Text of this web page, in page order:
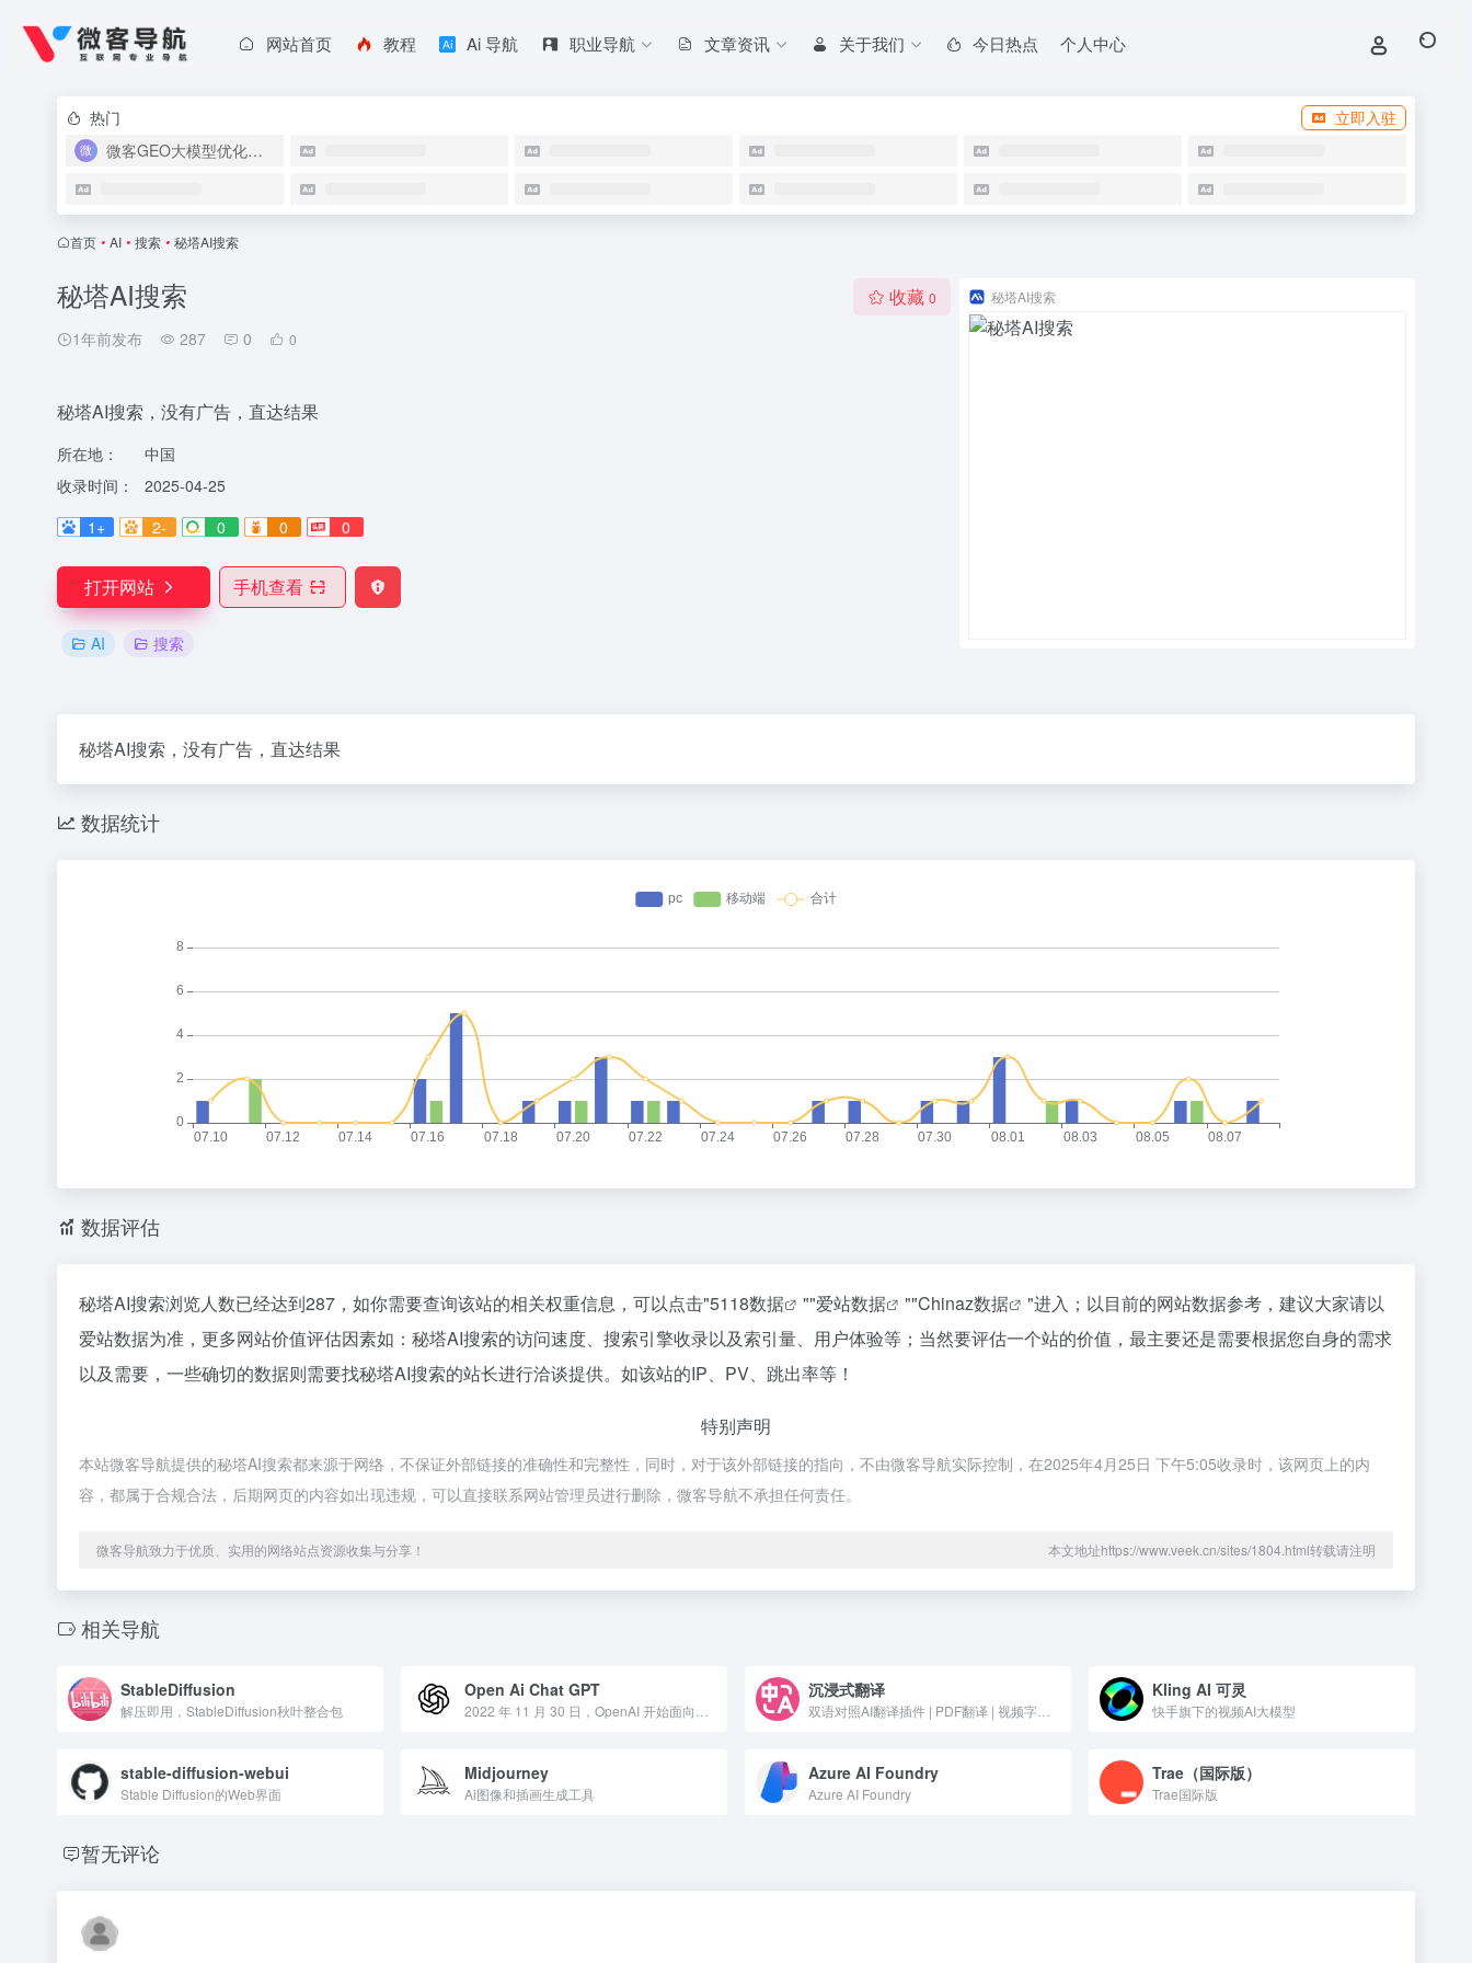
网站首页 教程 Ai 导航 职业导航 文章资讯 关于我们 今日热点 个人中心
热门
立即入驻
微客GEO大模型优化系统
首页 • AI • 搜索 • 秘塔AI搜索
秘塔AI搜索
1年前发布 287 0 0
收藏 0
秘塔AI搜索，没有广告，直达结果
所在地：
中国
收录时间：
2025-04-25
1+
2- 0 0 0
打开网站 手机查看
AI 搜索
秘塔AI搜索
秘塔AI搜索，没有广告，直达结果
数据统计
数据评估
秘塔AI搜索浏览人数已经达到287，如你需要查询该站的相关权重信息，可以点击"5118数据 ""爱站数据 ""Chinaz数据
"进入；以目前的网站数据参考，建议大家请以
爱站数据为准，更多网站价值评估因素如：秘塔AI搜索的访问速度、搜索引擎收录以及索引量、用户体验等；当然要评估一个站的价值，最主要还是需要根据您自身的需求
以及需要，一些确切的数据则需要找秘塔AI搜索的站长进行洽谈提供。如该站的IP、PV、跳出率等！
特别声明
本站微客导航提供的秘塔AI搜索都来源于网络，不保证外部链接的准确性和完整性，同时，对于该外部链接的指向，不由微客导航实际控制，在2025年4月25日 下午5:05收录时，该网页上的内
容，都属于合规合法，后期网页的内容如出现违规，可以直接联系网站管理员进行删除，微客导航不承担任何责任。
微客导航致力于优质、实用的网络站点资源收集与分享！ 本文地址https://www.veek.cn/sites/1804.html转载请注明
相关导航
StableDiffusion
解压即用，StableDiffusion秋叶整合包
Open Ai Chat GPT 沉浸式翻译 Kling AI 可灵
快手旗下的视频AI大模型
stable-diffusion-webui
Stable Diffusion的Web界面
Midjourney
Ai图像和插画生成工具
Azure AI Foundry
Azure AI Foundry
Trae（国际版）
Trae国际版
暂无评论